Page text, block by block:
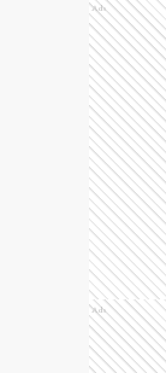
Ads
Ads